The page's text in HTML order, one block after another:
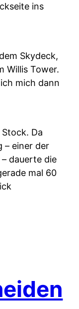
ins
Skydeck,
Willis Tower.
mich dann
Da
– einer der
dauerte die
mal 60